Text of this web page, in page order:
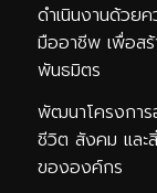
ดำเนินงานด้วย
มืออาชีพ เพื่อส
พันธมิตร
พัฒนาโครงกา
ชีวิต สังคม และ
ขององค์กร